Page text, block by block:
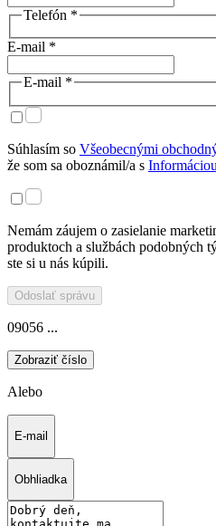
Telefón *
E-mail *
E-mail *
Súhlasím so Všeobecnými
že som sa oboznámil/a s
Nemám záujem o zasielanie
produktoch a službách podobných
ste si u nás kúpili.
Odoslať správu
09056 ...
Zobraziť číslo
Alebo
E-mail
Obhliadka